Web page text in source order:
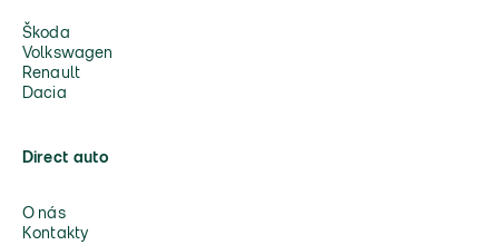
Škoda
Volkswagen
Renault
Dacia
Direct auto
O nás
Kontakty